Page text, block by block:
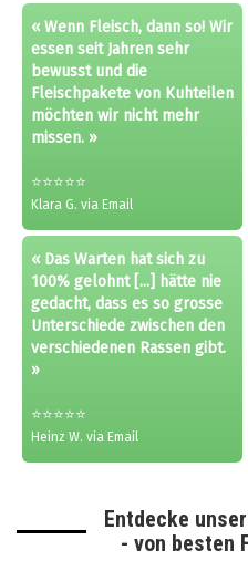
« Wenn Fleisch, dann so! Wir
essen seit Jahren sehr
bewusst und die
Fleischpakete von Kuhteilen
möchten wir nicht mehr
missen. »
⭐⭐⭐⭐⭐
Klara G. via Email
« Das Warten hat sich zu
100% gelohnt [...] hätte nie
gedacht, dass es so grosse
Unterschiede zwischen den
verschiedenen Rassen gibt.
»
⭐⭐⭐⭐⭐
Heinz W. via Email
Entdecke
- von besten